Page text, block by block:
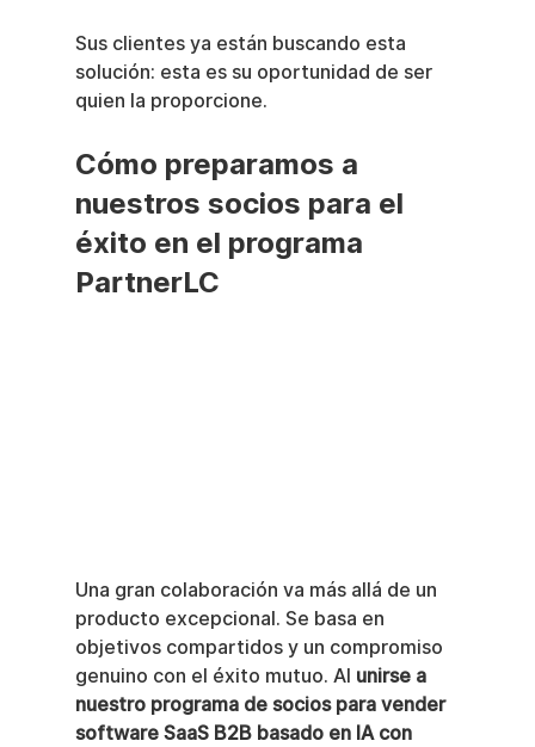
Sus clientes ya están buscando esta
solución: esta es su oportunidad de ser
quien la proporcione.
Cómo preparamos a
nuestros socios para el
éxito en el programa
PartnerLC
Una gran colaboración va más allá de un
producto excepcional. Se basa en
objetivos compartidos y un compromiso
genuino con el éxito mutuo. Al unirse a
nuestro programa de socios para vender
software SaaS B2B basado en IA con